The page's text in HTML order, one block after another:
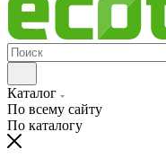
Каталог
По всему сайту
По каталогу